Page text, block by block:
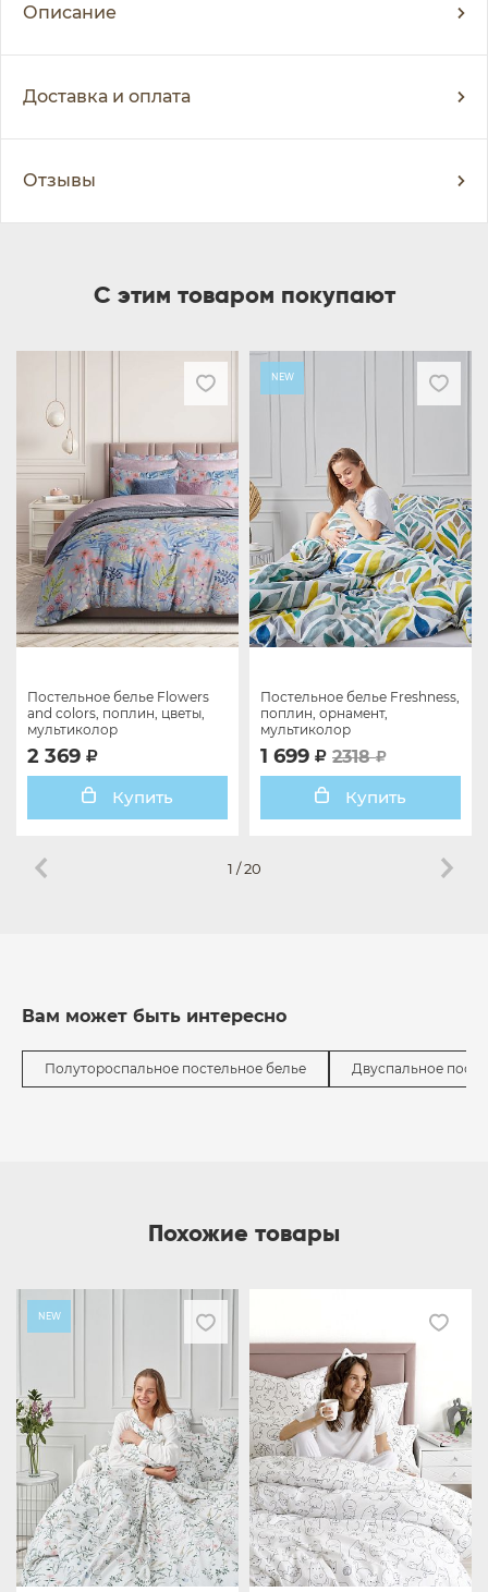
Описание
Доставка и оплата
Отзывы
С этим товаром покупают
Постельное белье Flowers
and colors, поплин, цветы,
мультиколор
2 369
Купить
NEW
Постельное белье Freshness,
поплин, орнамент,
мультиколор
1 699
2318
Купить
1 /20
Вам может быть интересно
Полутороспальное постельное белье Двуспальное
Похожие товары
NEW